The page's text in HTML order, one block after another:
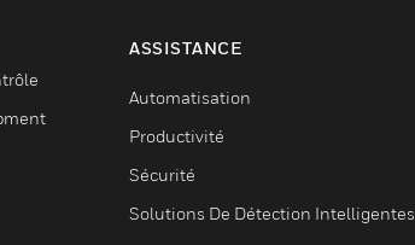
ASSISTANCE
Automatisation
Productivité
Sécurité
Solutions De Détection Intelligentes